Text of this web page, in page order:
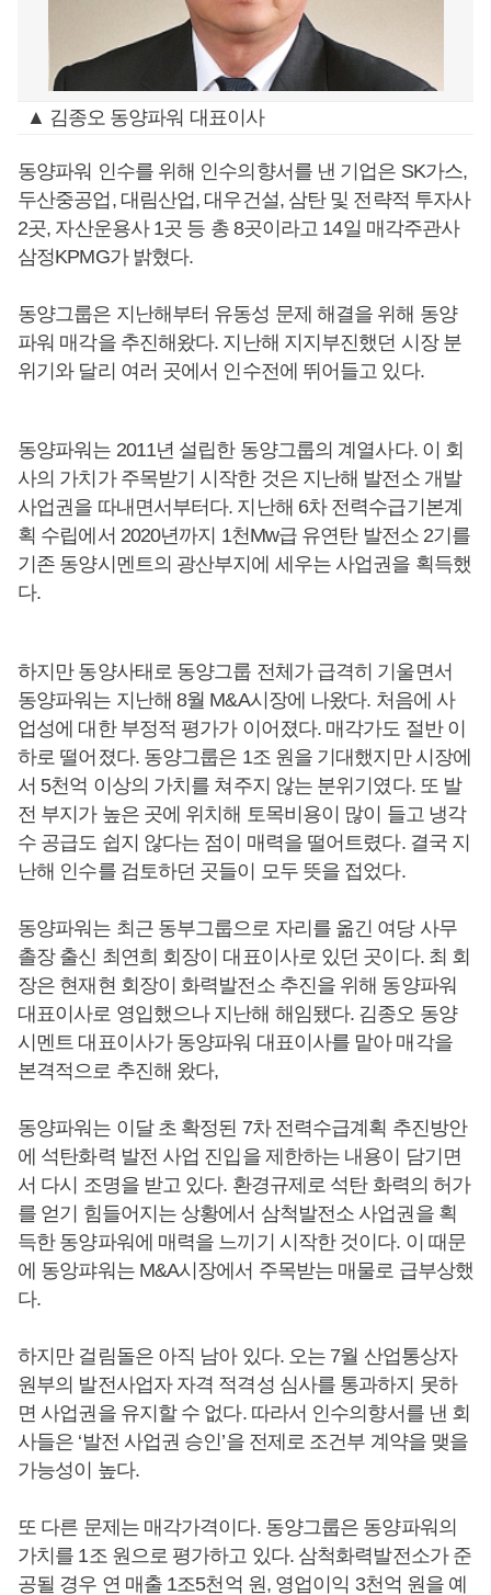
▲ 김종오 동양파워 대표이사
동양파워 인수를 위해 인수의향서를 낸 기업은 SK가스,
두산중공업, 대림산업, 대우건설, 삼탄 및 전략적 투자사
2곳, 자산운용사 1곳 등 총 8곳이라고 14일 매각주관사
삼정KPMG가 밝혔다.
동양그룹은 지난해부터 유동성 문제 해결을 위해 동양
파워 매각을 추진해왔다. 지난해 지지부진했던 시장 분
위기와 달리 여러 곳에서 인수전에 뛰어들고 있다.
동양파워는 2011년 설립한 동양그룹의 계열사다. 이 회
사의 가치가 주목받기 시작한 것은 지난해 발전소 개발
사업권을 따내면서부터다. 지난해 6차 전력수급기본계
획 수립에서 2020년까지 1천Mw급 유연탄 발전소 2기를
기존 동양시멘트의 광산부지에 세우는 사업권을 획득했
다.
하지만 동양사태로 동양그룹 전체가 급격히 기울면서
동양파워는 지난해 8월 M&A시장에 나왔다. 처음에 사
업성에 대한 부정적 평가가 이어졌다. 매각가도 절반 이
하로 떨어졌다. 동양그룹은 1조 원을 기대했지만 시장에
서 5천억 이상의 가치를 쳐주지 않는 분위기였다. 또 발
전 부지가 높은 곳에 위치해 토목비용이 많이 들고 냉각
수 공급도 쉽지 않다는 점이 매력을 떨어트렸다. 결국 지
난해 인수를 검토하던 곳들이 모두 뜻을 접었다.
동양파워는 최근 동부그룹으로 자리를 옮긴 여당 사무
촐장 출신 최연희 회장이 대표이사로 있던 곳이다. 최 회
장은 현재현 회장이 화력발전소 추진을 위해 동양파워
대표이사로 영입했으나 지난해 해임됐다. 김종오 동양
시멘트 대표이사가 동양파워 대표이사를 맡아 매각을
본격적으로 추진해 왔다,
동양파워는 이달 초 확정된 7차 전력수급계획 추진방안
에 석탄화력 발전 사업 진입을 제한하는 내용이 담기면
서 다시 조명을 받고 있다. 환경규제로 석탄 화력의 허가
를 얻기 힘들어지는 상황에서 삼척발전소 사업권을 획
득한 동양파워에 매력을 느끼기 시작한 것이다. 이 때문
에 동앙퍄워는 M&A시장에서 주목받는 매물로 급부상했
다.
하지만 걸림돌은 아직 남아 있다. 오는 7월 산업통상자
원부의 발전사업자 자격 적격성 심사를 통과하지 못하
면 사업권을 유지할 수 없다. 따라서 인수의향서를 낸 회
사들은 ‘발전 사업권 승인’을 전제로 조건부 계약을 맺을
가능성이 높다.
또 다른 문제는 매각가격이다. 동양그룹은 동양파워의
가치를 1조 원으로 평가하고 있다. 삼척화력발전소가 준
공될 경우 연 매출 1조5천억 원, 영업이익 3천억 원을 예